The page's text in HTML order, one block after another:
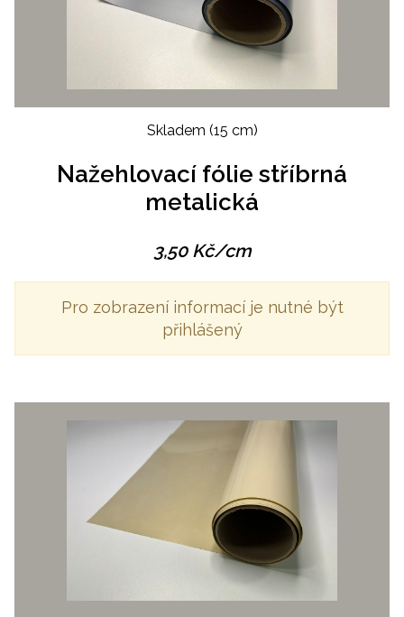
Skladem (15 cm)
Nažehlovací fólie stříbrná
metalická
3,50Kč/cm
Pro zobrazení informací je nutné být
přihlášený